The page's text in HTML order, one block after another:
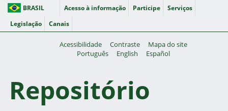
BRASIL Acesso à informação Participe
Serviços
Legislação
Canais
Acessibilidade Contraste
Mapa do site
Português
English Español
Repositório